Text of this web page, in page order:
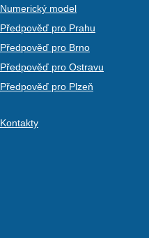
Numerický model
Předpověď pro Prahu
Předpověď pro Brno
Předpověď pro Ostravu
Předpověď pro Plzeň
Kontakty